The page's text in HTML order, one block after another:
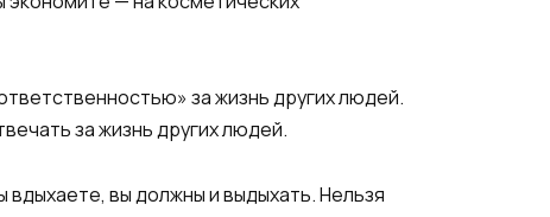
за жизнь других людей.
за жизнь других людей.
вы должны и выдыхать. Нельзя